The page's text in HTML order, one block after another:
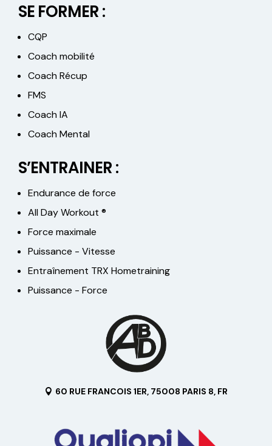
SE FORMER :
CQP
Coach mobilité
Coach Récup
FMS
Coach IA
Coach Mental
S’ENTRAINER :
Endurance de force
All Day Workout ®
Force maximale
Puissance - Vitesse
Entraînement TRX Hometraining
Puissance - Force
60 RUE FRANCOIS 1ER, 75008 PARIS 8, FR